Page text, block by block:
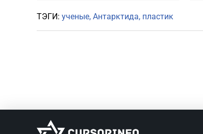
ТЭГИ: ученые Антарктида пластик